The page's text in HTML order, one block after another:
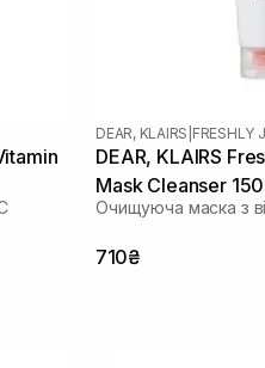
DEAR, KLAIRS FRESHLY
DEAR, KLAIRS
Mask Cleanser
Очищуюча маска з
710₴